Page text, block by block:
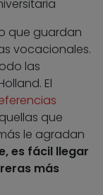
que guardan
vocacionales.
las
El
que
le agradan
es fácil llegar
más